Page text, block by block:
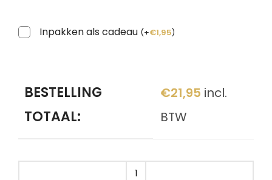
Inpakken als cadeau (+€1,95)
BESTELLING
TOTAAL:
€21,95 incl.
BTW